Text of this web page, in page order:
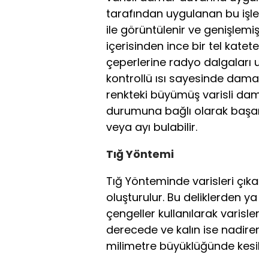
tarafından uygulanan bu
ile görüntülenir ve
içerisinden ince bir tel
çeperlerine radyo dalgaları
kontrollü ısı sayesinde
renkteki büyümüş varisli
durumuna bağlı olarak
veya ayı bulabilir.
Tığ Yöntemi
Tığ Yönteminde varisleri
oluşturulur. Bu deliklerden
çengeller kullanılarak varisler
derecede ve kalın ise
milimetre büyüklüğünde